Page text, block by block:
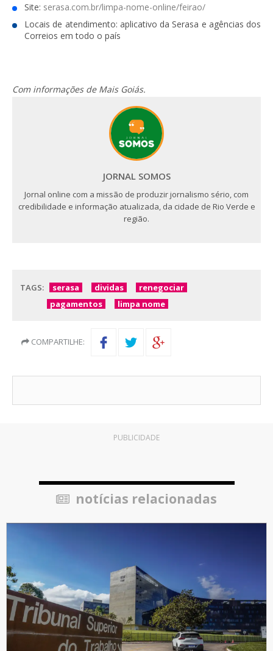
Site: serasa.com.br/limpa-nome-online/feirao/
Locais de atendimento: aplicativo da Serasa e agências dos
Correios em todo o país
Com informações de Mais Goiás.
JORNAL SOMOS
Jornal online com a missão de produzir jornalismo sério, com
credibilidade e informação atualizada, da cidade de Rio Verde e
região.
TAGS: serasa dividas
renegociar
pagamentos
limpa nome
COMPARTILHE:
PUBLICIDADE
notícias relacionadas